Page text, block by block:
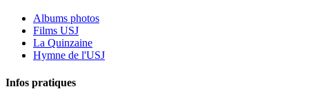
Albums photos
Films USJ
La Quinzaine
Hymne de l'USJ
Infos pratiques